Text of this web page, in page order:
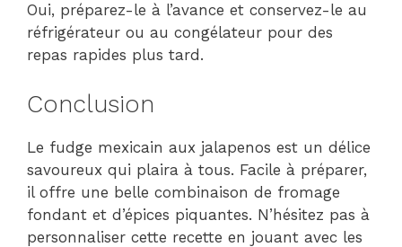
Oui, préparez-le à l’avance et conservez-le au
réfrigérateur ou au congélateur pour des
repas rapides plus tard.
Conclusion
Le fudge mexicain aux jalapenos est un délice
savoureux qui plaira à tous. Facile à préparer,
il offre une belle combinaison de fromage
fondant et d’épices piquantes. N’hésitez pas à
personnaliser cette recette en jouant avec les